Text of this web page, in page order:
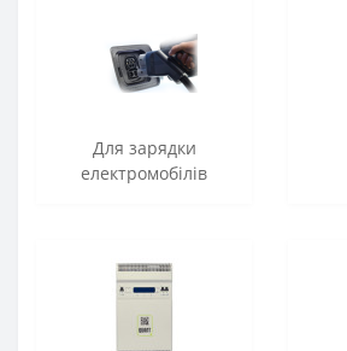
Для зарядки
електромобілів